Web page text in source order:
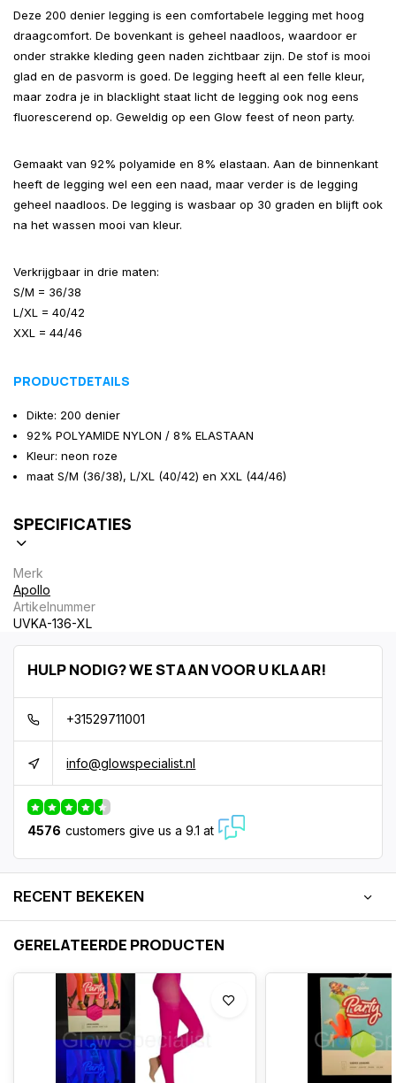
Deze 200 denier legging is een comfortabele legging met hoog
draagcomfort. De bovenkant is geheel naadloos, waardoor er
onder strakke kleding geen naden zichtbaar zijn. De stof is mooi
glad en de pasvorm is goed. De legging heeft al een felle kleur,
maar zodra je in blacklight staat licht de legging ook nog eens
fluorescerend op. Geweldig op een Glow feest of neon party.
Gemaakt van 92% polyamide en 8% elastaan. Aan de binnenkant
heeft de legging wel een een naad, maar verder is de legging
geheel naadloos. De legging is wasbaar op 30 graden en blijft ook
na het wassen mooi van kleur.
Verkrijgbaar in drie maten:
S/M = 36/38
L/XL = 40/42
XXL = 44/46
PRODUCTDETAILS
Dikte: 200 denier
92% POLYAMIDE NYLON / 8% ELASTAAN
Kleur: neon roze
maat S/M (36/38), L/XL (40/42) en XXL (44/46)
SPECIFICATIES
Merk
Apollo
Artikelnummer
UVKA-136-XL
HULP NODIG? WE STAAN VOOR U KLAAR!
+31529711001
info@glowspecialist.nl
4576 customers give us a 9.1 at
RECENT BEKEKEN
GERELATEERDE PRODUCTEN